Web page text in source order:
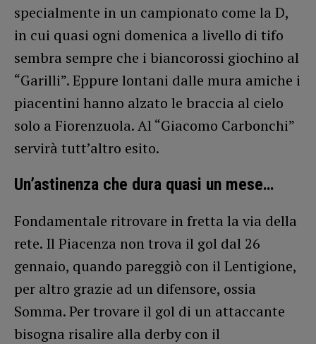
specialmente in un campionato come la D,
in cui quasi ogni domenica a livello di tifo
sembra sempre che i biancorossi giochino al
“Garilli”. Eppure lontani dalle mura amiche i
piacentini hanno alzato le braccia al cielo
solo a Fiorenzuola. Al “Giacomo Carbonchi”
servirà tutt’altro esito.
Un’astinenza che dura quasi un mese…
Fondamentale ritrovare in fretta la via della
rete. Il Piacenza non trova il gol dal 26
gennaio, quando pareggiò con il Lentigione,
per altro grazie ad un difensore, ossia
Somma. Per trovare il gol di un attaccante
bisogna risalire alla derby con il